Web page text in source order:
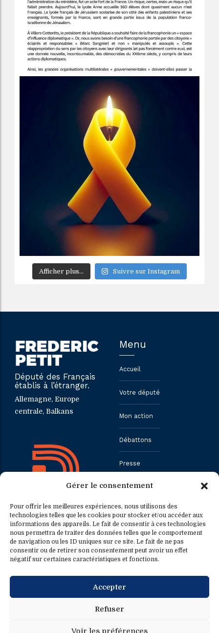
Gérer le consentement
Pour offrir les meilleures expériences, nous utilisons des
technologies telles que les cookies pour stocker et/ou accéder aux
informations des appareils. Le fait de consentir à ces technologies
nous permettra de traiter des données telles que le comportement
de navigation ou les ID uniques sur ce site. Le fait de ne pas
consentir ou de retirer son consentement peut avoir un effet
négatif sur certaines caractéristiques et fonctions.
Accepter
Refuser
Voir les préférences
Afficher plus... Suivre sur Instagram
Député des Français
établis à l’étranger.
Allemagne, Europe
centrale, Balkans
Menu
Accueil
Votre député
Mon action
Débattons
Presse
Contact
Contact
0033.1.40.63.75.31
Contact presse
presse@fredericpetit.eu